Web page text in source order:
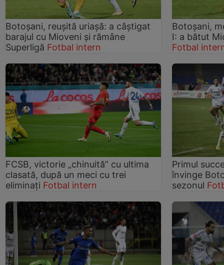
Botoşani, reușită uriașă: a câştigat
barajul cu Mioveni şi rămâne
Superligă Fotbal intern
Botoșani,
I: a bătut
Fotbal
FCSB, victorie „chinuită” cu ultima
clasată, după un meci cu trei
eliminați Fotbal intern
Primul
învinge
sezonul